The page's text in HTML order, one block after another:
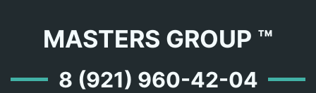
MASTERS GROUP ™
8 (921) 960-42-04